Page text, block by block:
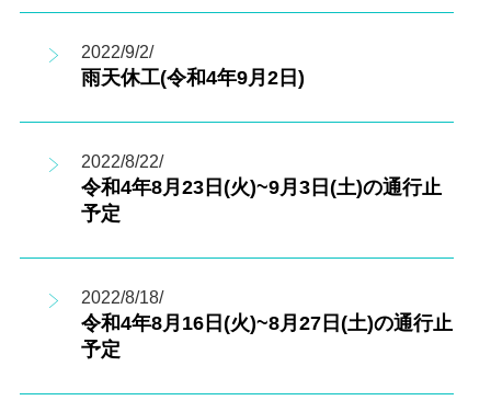
2022/9/2/
雨天休工(令和4年9月2日)
2022/8/22/
令和4年8月23日(火)~9月3日(土)の通行止
予定
2022/8/18/
令和4年8月16日(火)~8月27日(土)の通行止
予定